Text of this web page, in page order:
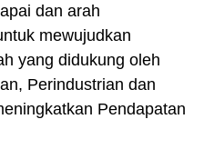
dan arah
mewujudkan
yang didukung oleh
Perindustrian dan
Pendapatan